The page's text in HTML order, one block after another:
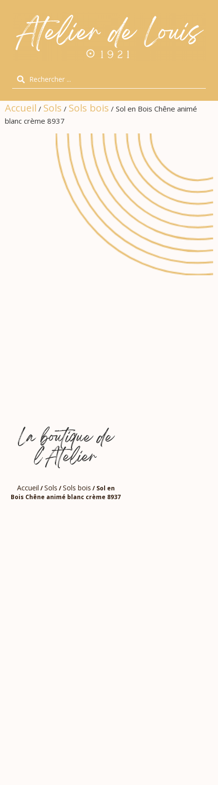
Accueil / Sols / Sols bois / Sol en Bois Chêne animé
blanc crème 8937
La boutique de
l'Atelier
Accueil /Sols /Sols bois / Sol en
Bois Chêne animé blanc crème 8937